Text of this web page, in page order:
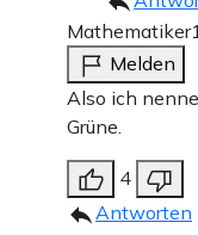
Mathematiker
Melden
Also ich
Grüne.
4
Antworten